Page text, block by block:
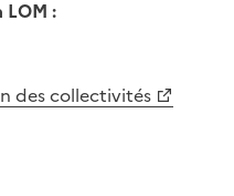
LOM :
des collectivités